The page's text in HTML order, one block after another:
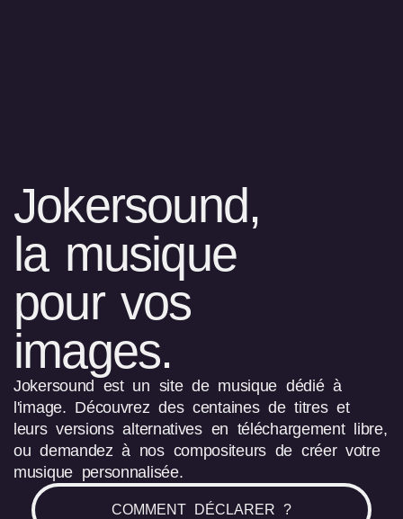
Jokersound,
la musique
pour vos
images.
Jokersound est un site de musique dédié à
l'image. Découvrez des centaines de titres et
leurs versions alternatives en téléchargement libre,
ou demandez à nos compositeurs de créer votre
musique personnalisée.
COMMENT DÉCLARER ?